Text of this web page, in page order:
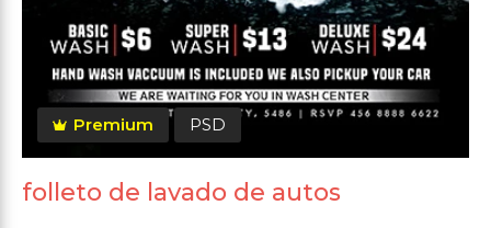
Premium PSD
folleto de lavado de autos